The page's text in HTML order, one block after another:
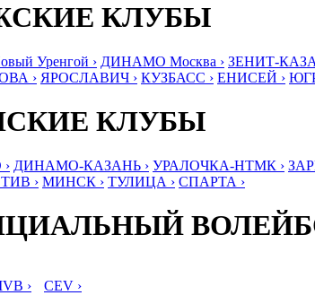
КЛУБЫ
Уренгой › ДИНАМО Москва › ЗЕНИТ-
› ЯРОСЛАВИЧ › КУЗБАСС › ЕНИСЕЙ ›
КЛУБЫ
ДИНАМО-КАЗАНЬ › УРАЛОЧКА-НТМК ›
› МИНСК › ТУЛИЦА › СПАРТА ›
› CEV ›